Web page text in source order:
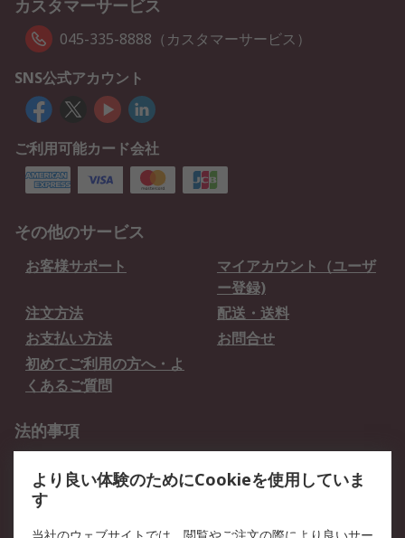
カスタマーサービス
045-335-8888（カスタマーサービス）
SNS公式アカウント
ご利用可能カード会社
その他のサービス
お客様サポート
マイアカウント（ユーザ
ー登録)
注文方法
配送・送料
お支払い方法
お問合せ
初めてご利用の方へ・よ
くあるご質問
法的事項
クッキーポリシー
より良い体験のためにCookieを使用していま
す